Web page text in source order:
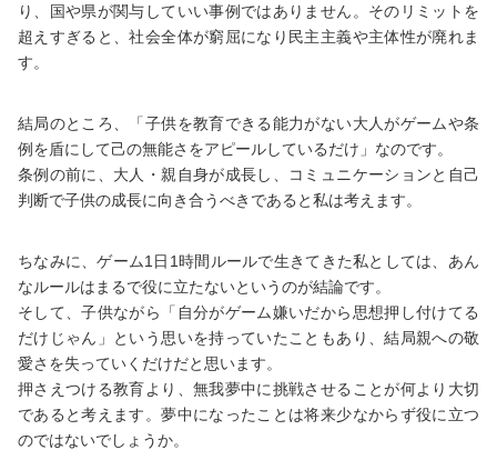
り、国や県が関与していい事例ではありません。そのリミットを
超えすぎると、社会全体が窮屈になり民主主義や主体性が廃れま
す。
結局のところ、「子供を教育できる能力がない大人がゲームや条
例を盾にして己の無能さをアピールしているだけ」なのです。
条例の前に、大人・親自身が成長し、コミュニケーションと自己
判断で子供の成長に向き合うべきであると私は考えます。
ちなみに、ゲーム1日1時間ルールで生きてきた私としては、あん
なルールはまるで役に立たないというのが結論です。
そして、子供ながら「自分がゲーム嫌いだから思想押し付けてる
だけじゃん」という思いを持っていたこともあり、結局親への敬
愛さを失っていくだけだと思います。
押さえつける教育より、無我夢中に挑戦させることが何より大切
であると考えます。夢中になったことは将来少なからず役に立つ
のではないでしょうか。